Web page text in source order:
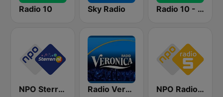
Radio 10 Sky Radio Radio 10 - 60s & 70s Hits
NPO Sterren Radio Veronica NPO Radio 5